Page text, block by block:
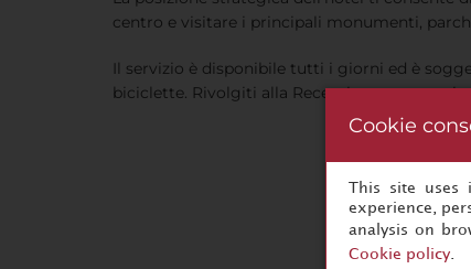
centro e visitare i principali monumenti,
Il servizio è disponibile tutti i giorni ed è
biciclette. Rivolgiti alla Reception per
Cookie
This site uses
experience,
analysis on
Cookie policy.